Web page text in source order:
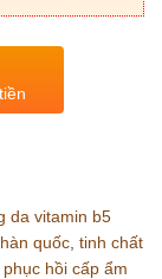
da vitamin b5
quốc tinh chất
hồi cấp ẩm